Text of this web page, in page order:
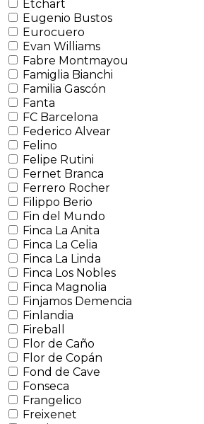
Etchart
Eugenio Bustos
Eurocuero
Evan Williams
Fabre Montmayou
Famiglia Bianchi
Familia Gascón
Fanta
FC Barcelona
Federico Alvear
Felino
Felipe Rutini
Fernet Branca
Ferrero Rocher
Filippo Berio
Fin del Mundo
Finca La Anita
Finca La Celia
Finca La Linda
Finca Los Nobles
Finca Magnolia
Finjamos Demencia
Finlandia
Fireball
Flor de Caño
Flor de Copán
Fond de Cave
Fonseca
Frangelico
Freixenet